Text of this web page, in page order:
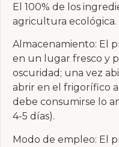
El 100% de los
agricultura ecológica.
Almacenamiento: El
en un lugar fresco y
oscuridad; una vez
abrir en el frigorífico
debe consumirse lo
4-5 días).
Modo de empleo: El